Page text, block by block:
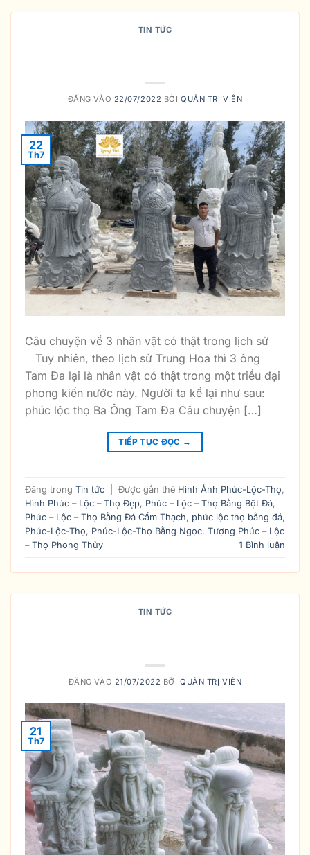
TIN TỨC
ĐĂNG VÀO 22/07/2022 BỞIQUẢN TRỊ VIÊN
22
Th7
Câu chuyện về 3 nhân vật có thật trong lịch sử
Tuy nhiên, theo lịch sử Trung Hoa thì 3 ông
Tam Đa lại là nhân vật có thật trong một triều đại
phong kiến nước này. Người ta kể lại như sau:
phúc lộc thọ Ba Ông Tam Đa Câu chuyện […]
TIẾP TỤC ĐỌC →
Đăng trong Tin tức Được gắn thẻ Hình Ảnh Phúc-Lộc-Thọ,
Hình Phúc – Lộc – Thọ Đẹp, Phúc – Lộc – Thọ Bằng Bột Đá,
Phúc – Lộc – Thọ Bằng Đá Cẩm Thạch, phúc lộc thọ bằng đá,
Phúc-Lộc-Thọ, Phúc-Lộc-Thọ Bằng Ngọc, Tượng Phúc – Lộc
– Thọ Phong Thủy
1 Bình luận
TIN TỨC
ĐĂNG VÀO 21/07/2022 BỞIQUẢN TRỊ VIÊN
21
Th7